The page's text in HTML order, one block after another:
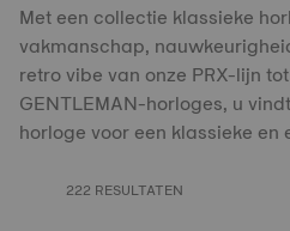
Met een collectie klassieke
vakmanschap,
retro vibe van onze PRX-lijn
GENTLEMAN-horloges, u
horloge voor een klassieke en
222 RESULTATEN